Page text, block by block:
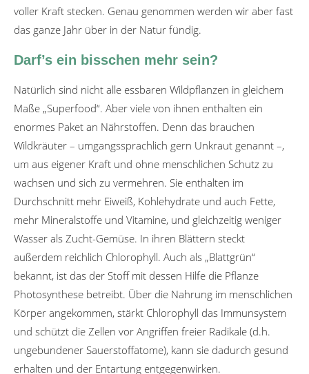
voller Kraft stecken. Genau genommen werden wir aber fast
das ganze Jahr über in der Natur fündig.
Darf’s ein bisschen mehr sein?
Natürlich sind nicht alle essbaren Wildpflanzen in gleichem
Maße „Superfood“. Aber viele von ihnen enthalten ein
enormes Paket an Nährstoffen. Denn das brauchen
Wildkräuter – umgangssprachlich gern Unkraut genannt –,
um aus eigener Kraft und ohne menschlichen Schutz zu
wachsen und sich zu vermehren. Sie enthalten im
Durchschnitt mehr Eiweiß, Kohlehydrate und auch Fette,
mehr Mineralstoffe und Vitamine, und gleichzeitig weniger
Wasser als Zucht-Gemüse. In ihren Blättern steckt
außerdem reichlich Chlorophyll. Auch als „Blattgrün“
bekannt, ist das der Stoff mit dessen Hilfe die Pflanze
Photosynthese betreibt. Über die Nahrung im menschlichen
Körper angekommen, stärkt Chlorophyll das Immunsystem
und schützt die Zellen vor Angriffen freier Radikale (d.h.
ungebundener Sauerstoffatome), kann sie dadurch gesund
erhalten und der Entartung entgegenwirken.